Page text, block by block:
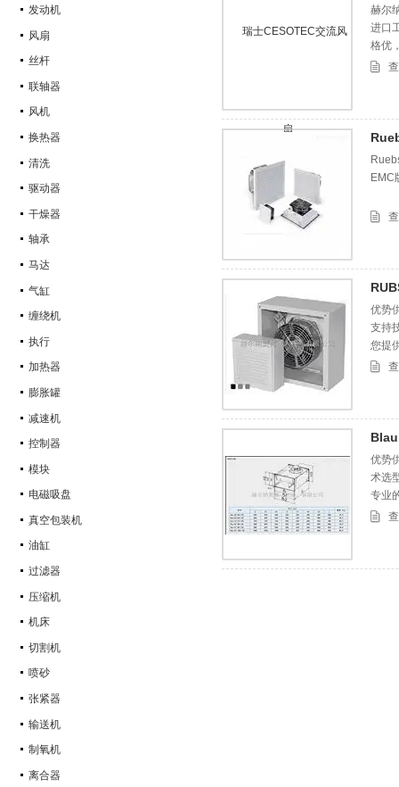
发动机
风扇
丝杆
联轴器
风机
换热器
清洗
驱动器
干燥器
轴承
马达
气缸
缠绕机
执行
加热器
膨胀罐
减速机
控制器
模块
电磁吸盘
真空包装机
油缸
过滤器
压缩机
机床
切割机
喷砂
张紧器
输送机
制氧机
离合器
赫尔
进口
格优
EMC
优势
支持
您提
优势
术选
专业